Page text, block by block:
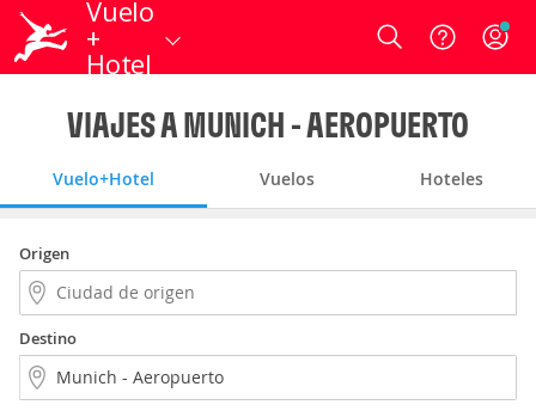
Vuelo
+
Hotel
Login
VIAJES A MUNICH - AEROPUERTO
Vuelo+Hotel Vuelos Hoteles
Origen
Destino